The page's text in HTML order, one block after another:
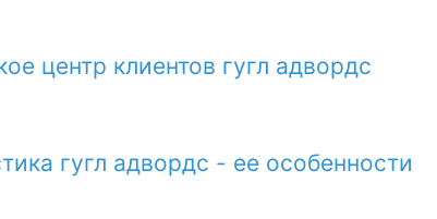
центр клиентов гугл адвордс
гугл адвордс - ее особенности